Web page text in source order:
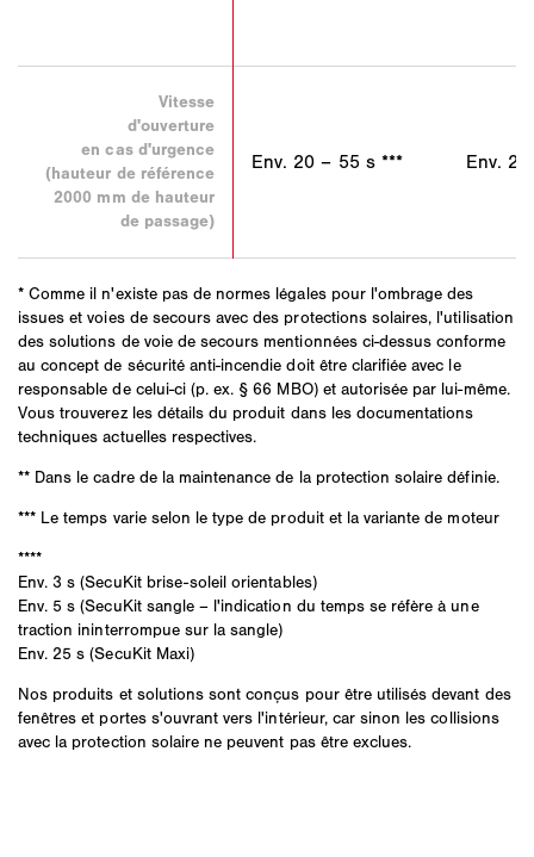
Vitesse
d'ouverture
en cas d'urgence
(hauteur de référence
2000 mm de hauteur
de passage)
Env. 20 – 55 s *** Env. 2 s
* Comme il n'existe pas de normes légales pour l'ombrage des
issues et voies de secours avec des protections solaires, l'utilisation
des solutions de voie de secours mentionnées ci-dessus conforme
au concept de sécurité anti-incendie doit être clarifiée avec le
responsable de celui-ci (p. ex. § 66 MBO) et autorisée par lui-même.
Vous trouverez les détails du produit dans les documentations
techniques actuelles respectives.
** Dans le cadre de la maintenance de la protection solaire définie.
*** Le temps varie selon le type de produit et la variante de moteur
****
Env. 3 s (SecuKit brise-soleil orientables)
Env. 5 s (SecuKit sangle – l'indication du temps se réfère à une
traction ininterrompue sur la sangle)
Env. 25 s (SecuKit Maxi)
Nos produits et solutions sont conçus pour être utilisés devant des
fenêtres et portes s'ouvrant vers l'intérieur, car sinon les collisions
avec la protection solaire ne peuvent pas être exclues.